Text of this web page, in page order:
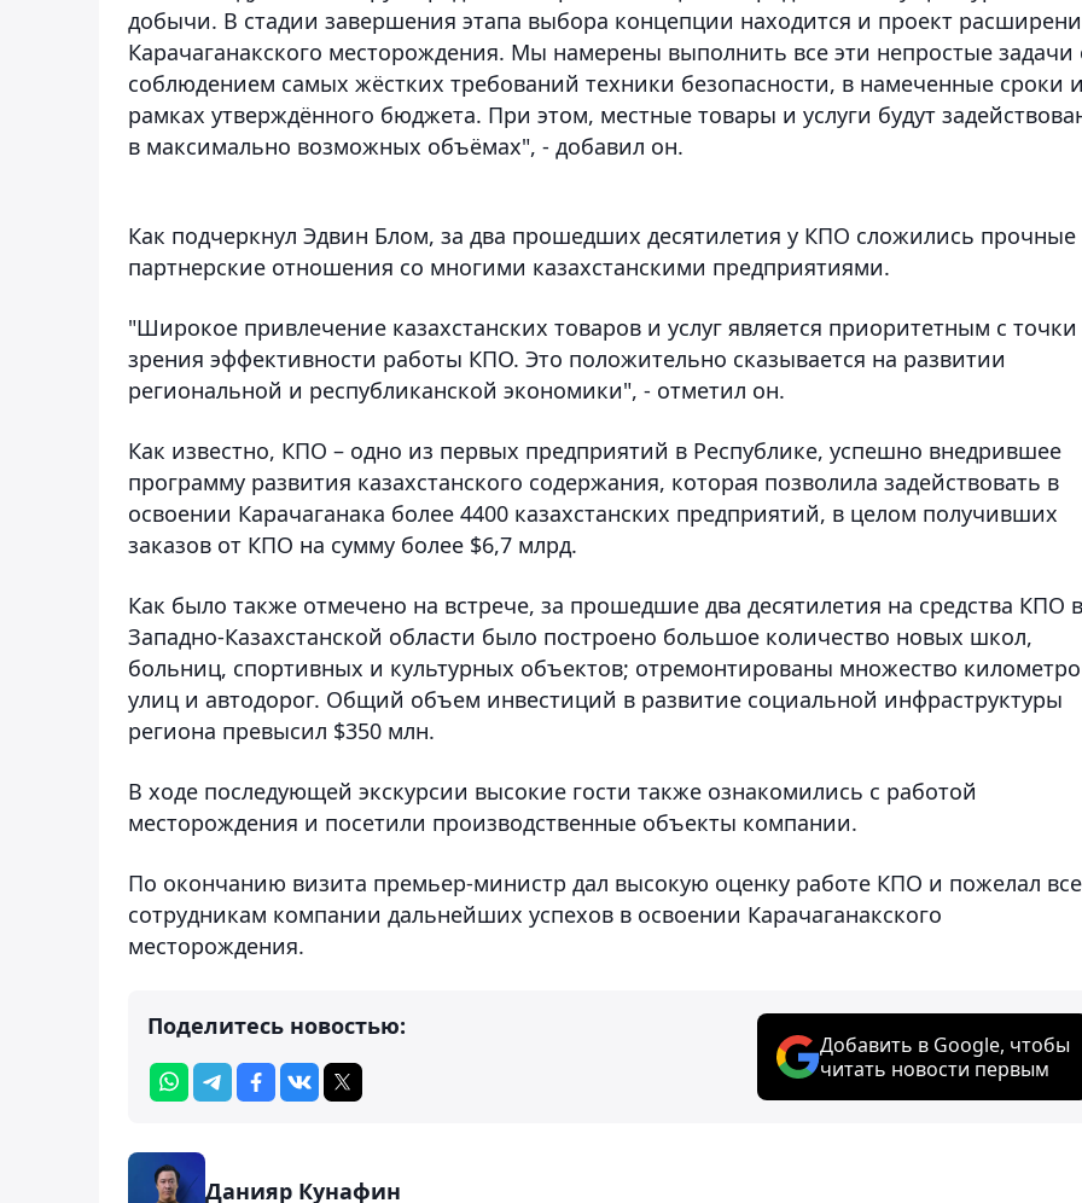
добычи. В стадии завершения этапа выбора концепции находится и проект
Карачаганакского месторождения. Мы намерены выполнить все эти непростые задачи
соблюдением самых жёстких требований техники безопасности, в намеченные сроки
рамках утверждённого бюджета. При этом, местные товары и услуги будут
в максимально возможных объёмах", - добавил он.
Как подчеркнул Эдвин Блом, за два прошедших десятилетия у КПО сложились прочные
партнерские отношения со многими казахстанскими предприятиями.
"Широкое привлечение казахстанских товаров и услуг является приоритетным с точки
зрения эффективности работы КПО. Это положительно сказывается на развитии
региональной и республиканской экономики", - отметил он.
Как известно, КПО – одно из первых предприятий в Республике, успешно внедрившее
программу развития казахстанского содержания, которая позволила задействовать в
освоении Карачаганака более 4400 казахстанских предприятий, в целом получивших
заказов от КПО на сумму более $6,7 млрд.
Как было также отмечено на встрече, за прошедшие два десятилетия на средства КПО в
Западно-Казахстанской области было построено большое количество новых школ,
больниц, спортивных и культурных объектов; отремонтированы множество
улиц и автодорог. Общий объем инвестиций в развитие социальной инфраструктуры
региона превысил $350 млн.
В ходе последующей экскурсии высокие гости также ознакомились с работой
месторождения и посетили производственные объекты компании.
По окончанию визита премьер-министр дал высокую оценку работе КПО и пожелал
сотрудникам компании дальнейших успехов в освоении Карачаганакского
месторождения.
Поделитесь новостью:
Добавить в Google, чтобы
читать новости первым
Данияр Кунафин